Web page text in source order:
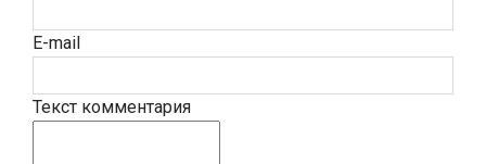
E-mail
Текст комментария